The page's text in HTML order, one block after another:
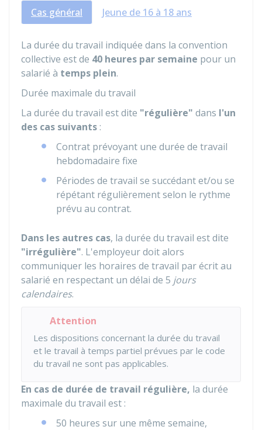
Cas général
Jeune de 16 à 18 ans
La durée du travail indiquée dans la convention
collective est de 40 heures par semaine pour un
salarié à temps plein.
Durée maximale du travail
La durée du travail est dite "régulière" dans l'un
des cas suivants :
Contrat prévoyant une durée de travail
hebdomadaire fixe
Périodes de travail se succédant et/ou se
répétant régulièrement selon le rythme
prévu au contrat.
Dans les autres cas, la durée du travail est dite
"irrégulière". L'employeur doit alors
communiquer les horaires de travail par écrit au
salarié en respectant un délai de 5 jours
calendaires.
Attention
Les dispositions concernant la durée du travail
et le travail à temps partiel prévues par le code
du travail ne sont pas applicables.
En cas de durée de travail régulière, la durée
maximale du travail est :
50 heures sur une même semaine,